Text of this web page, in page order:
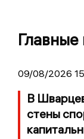
Главные
09/08/2026
В
стены